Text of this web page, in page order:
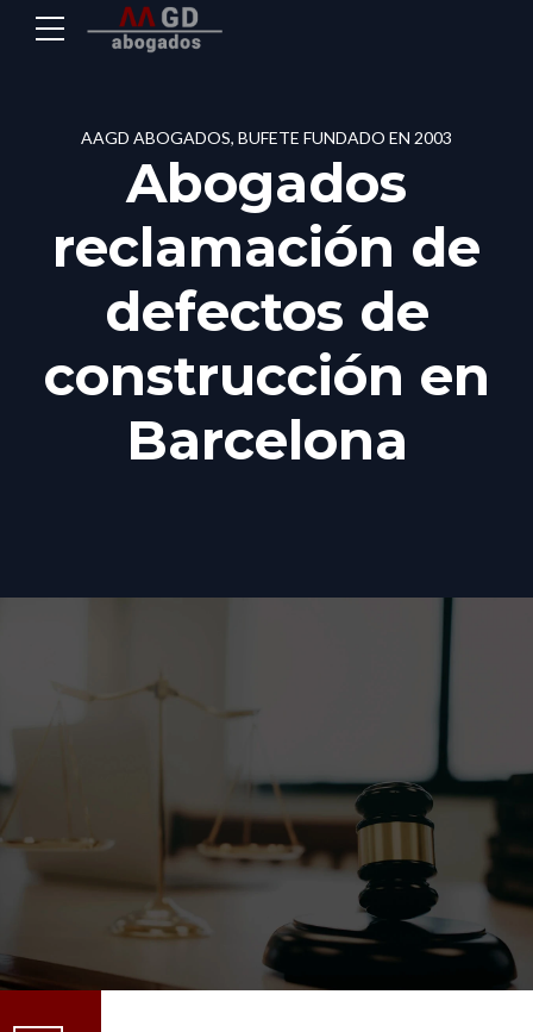
AAGD ABOGADOS, BUFETE FUNDADO EN 2003
Abogados
reclamación de
defectos de
construcción en
Barcelona